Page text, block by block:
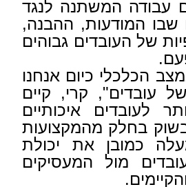
עבודה המשתנה לנגד
שבו המודעות, ההבנה,
של העובדים גבוהים
הכלכלי כיום אנחנו
עובדים", קרי, קיים
לעובדים איכותיים
בחלק מהמקצועות
כמובן את יכולת
מול המעסיקים